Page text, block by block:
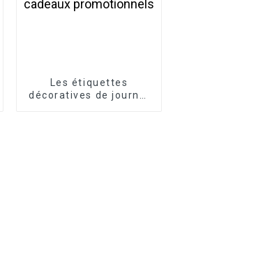
Les étiquettes
décoratives de journal